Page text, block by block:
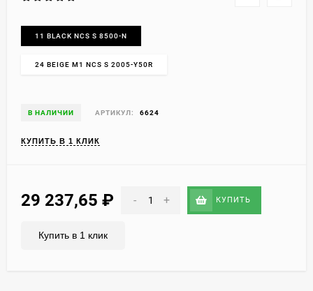
11 BLACK NCS S 8500-N
24 BEIGE M1 NCS S 2005-Y50R
В НАЛИЧИИ АРТИКУЛ: 6624
КУПИТЬ В 1 КЛИК
29 237,65 ₽ - + КУПИТЬ
Купить в 1 клик